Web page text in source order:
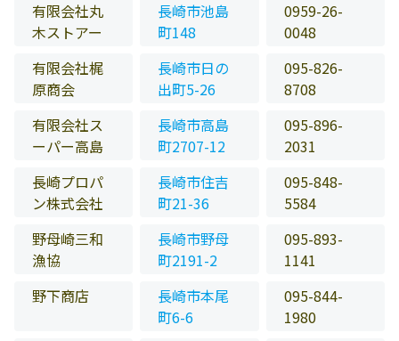
有限会社丸
木ストアー
長崎市池島
町148
0959-26-
0048
有限会社梶
原商会
長崎市日の
出町5-26
095-826-
8708
有限会社ス
ーパー高島
長崎市高島
町2707-12
095-896-
2031
長崎プロパ
ン株式会社
長崎市住吉
町21-36
095-848-
5584
野母崎三和
漁協
長崎市野母
町2191-2
095-893-
1141
野下商店
長崎市本尾
町6-6
095-844-
1980